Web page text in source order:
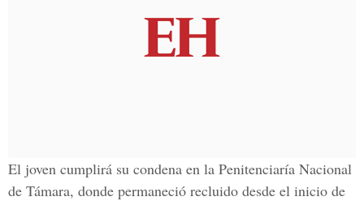
El joven cumplirá su condena en la Penitenciaría Nacional
de Támara, donde permaneció recluido desde el inicio de